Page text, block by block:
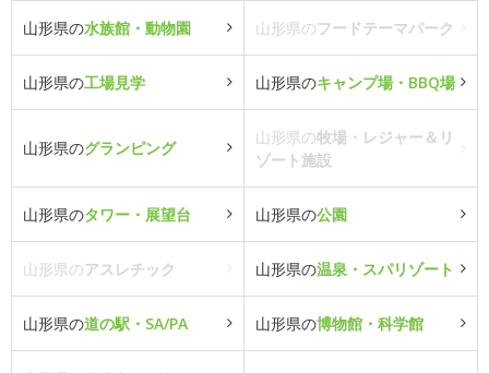
山形県の水族館・動物園 山形県のフードテーマパーク
山形県の工場見学 山形県のキャンプ場・BBQ場
山形県のグランピング
山形県の牧場・レジャー＆リ
ゾート施設
山形県のタワー・展望台 山形県の公園
山形県のアスレチック 山形県の温泉・スパリゾート
山形県の道の駅・SA/PA 山形県の博物館・科学館